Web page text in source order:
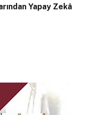
Yapay Zekâ